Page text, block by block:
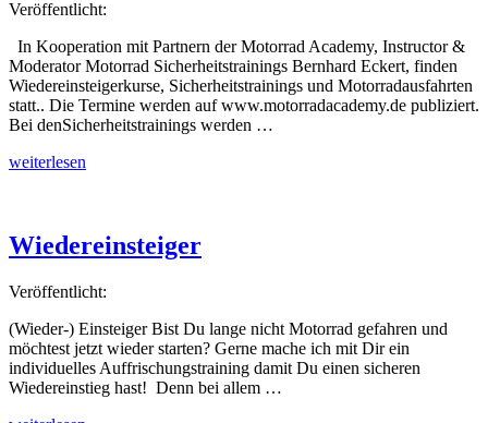
Veröffentlicht:
In Kooperation mit Partnern der Motorrad Academy, Instructor &
Moderator Motorrad Sicherheitstrainings Bernhard Eckert, finden
Wiedereinsteigerkurse, Sicherheitstrainings und Motorradausfahrten
statt.. Die Termine werden auf www.motorradacademy.de publiziert.
Bei denSicherheitstrainings werden …
„Motorrad
weiterlesen
Wiedereinsteiger
Veröffentlicht:
(Wieder-) Einsteiger Bist Du lange nicht Motorrad gefahren und
möchtest jetzt wieder starten? Gerne mache ich mit Dir ein
individuelles Auffrischungstraining damit Du einen sicheren
Wiedereinstieg hast! Denn bei allem …